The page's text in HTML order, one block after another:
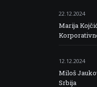
22.12.2024
Marija
12.12.2024
Miloš
Srbija